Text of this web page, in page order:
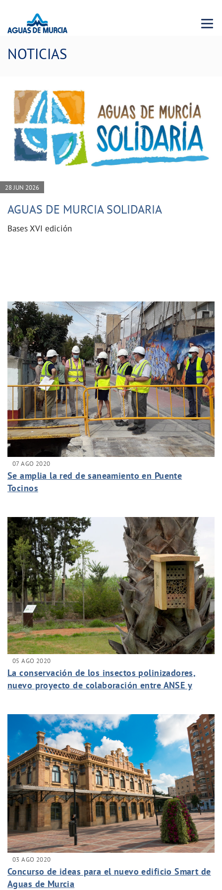
Menu
NOTICIAS
28 JUN 2026
AGUAS DE MURCIA SOLIDARIA
Bases XVI edición
07 AGO 2020
Se amplia la red de saneamiento en Puente
Tocinos
05 AGO 2020
La conservación de los insectos polinizadores,
nuevo proyecto de colaboración entre ANSE y
03 AGO 2020
Concurso de ideas para el nuevo edificio Smart de
Aguas de Murcia